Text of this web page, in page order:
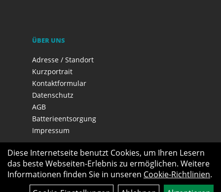
ÜBER UNS
Adresse / Standort
Kurzportrait
Kontaktformular
Datenschutz
AGB
Batterieentsorgung
Impressum
Diese Internetseite benutzt Cookies, um Ihren Lesern
das beste Webseiten-Erlebnis zu ermöglichen. Weitere
Informationen finden Sie in unseren Cookie-Richtlinien.